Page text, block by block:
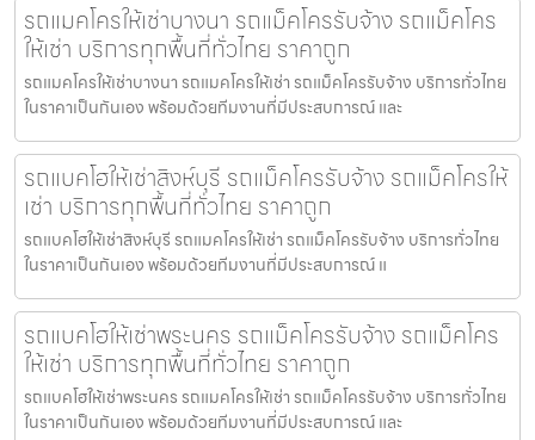
รถแมคโครให้เช่าบางนา รถแม็คโครรับจ้าง รถแม็คโคร
ให้เช่า บริการทุกพื้นที่ทั่วไทย ราคาถูก
รถแมคโครให้เช่าบางนา รถแมคโครให้เช่า รถแม็คโครรับจ้าง บริการทั่วไทย
ในราคาเป็นกันเอง พร้อมด้วยทีมงานที่มีประสบการณ์ และ
รถแบคโฮให้เช่าสิงห์บุรี รถแม็คโครรับจ้าง รถแม็คโครให้
เช่า บริการทุกพื้นที่ทั่วไทย ราคาถูก
รถแบคโฮให้เช่าสิงห์บุรี รถแมคโครให้เช่า รถแม็คโครรับจ้าง บริการทั่วไทย
ในราคาเป็นกันเอง พร้อมด้วยทีมงานที่มีประสบการณ์ แ
รถแบคโฮให้เช่าพระนคร รถแม็คโครรับจ้าง รถแม็คโคร
ให้เช่า บริการทุกพื้นที่ทั่วไทย ราคาถูก
รถแบคโฮให้เช่าพระนคร รถแมคโครให้เช่า รถแม็คโครรับจ้าง บริการทั่วไทย
ในราคาเป็นกันเอง พร้อมด้วยทีมงานที่มีประสบการณ์ และ